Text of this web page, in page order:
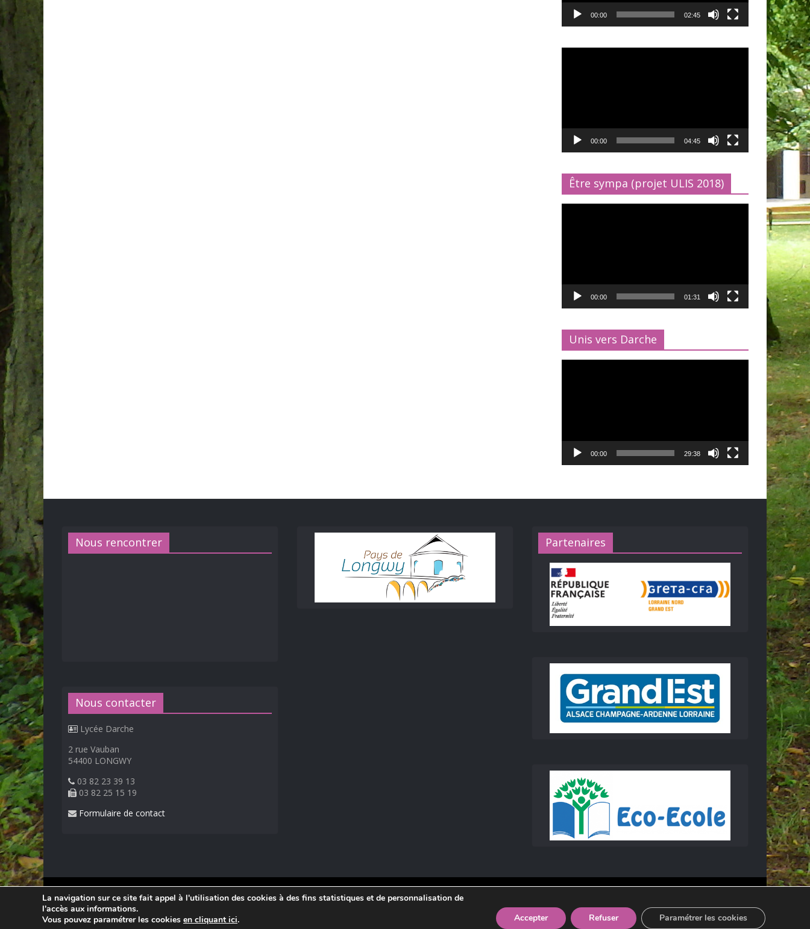
00:00 02:45
00:00 04:45
Être sympa (projet ULIS 2018)
00:00 01:31
Unis vers Darche
00:00 29:38
Nous rencontrer
Nous contacter
Lycée Darche
2 rue Vauban
54400 LONGWY
03 82 23 39 13
03 82 25 15 19
Formulaire de contact
Partenaires
© 2026Lycée Professionnel Darche, Longwy.
Réalisation Frédéric AMELLA. Consultez les
La navigation sur ce site fait appel à l'utilisation des cookies à des fins statistiques et de personnalisation de
l'accès aux informations.
Vous pouvez paramétrer les cookies en cliquant ici. Accepter Refuser Paramétrer les cookies